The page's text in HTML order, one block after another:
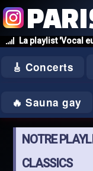
La playlist 'Vocal
🎸 Concerts
🔥 Sauna gay
NOTRE
CLASSICS